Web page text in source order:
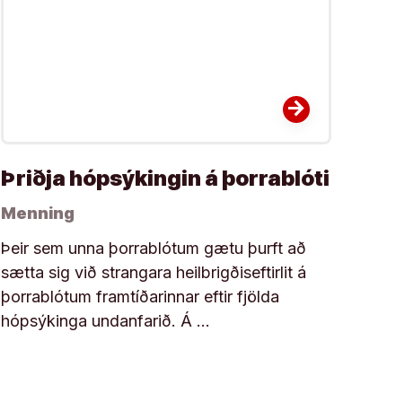
arrow_forward
Þriðja hópsýkingin á þorrablóti
Menning
Þeir sem unna þorrablótum gætu þurft að
sætta sig við strangara heilbrigðiseftirlit á
þorrablótum framtíðarinnar eftir fjölda
hópsýkinga undanfarið. Á …